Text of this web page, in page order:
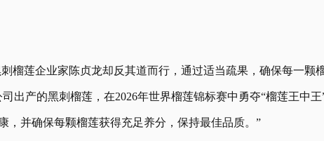
榴莲企业家陈贞龙却反其道而行，通过适当疏果，确保每一颗
出产的黑刺榴莲，在2026年世界榴莲锦标赛中勇夺“榴莲王中王
，并确保每颗榴莲获得充足养分，保持最佳品质。”